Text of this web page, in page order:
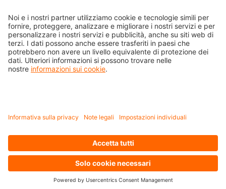
13.12.2019
Previdenza-Flash Dicembre 2019
Comunicazione per assicurati attivi e passivi
Nel quadro dell’approvata strategia per il clima, la Cassa
pensioni Migros (CPM) adotta diverse misure a sostegno degli
obiettivi dell’Accordo di Parigi ratificato dalla Svizzera.